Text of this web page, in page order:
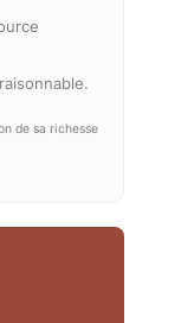
de sa richesse